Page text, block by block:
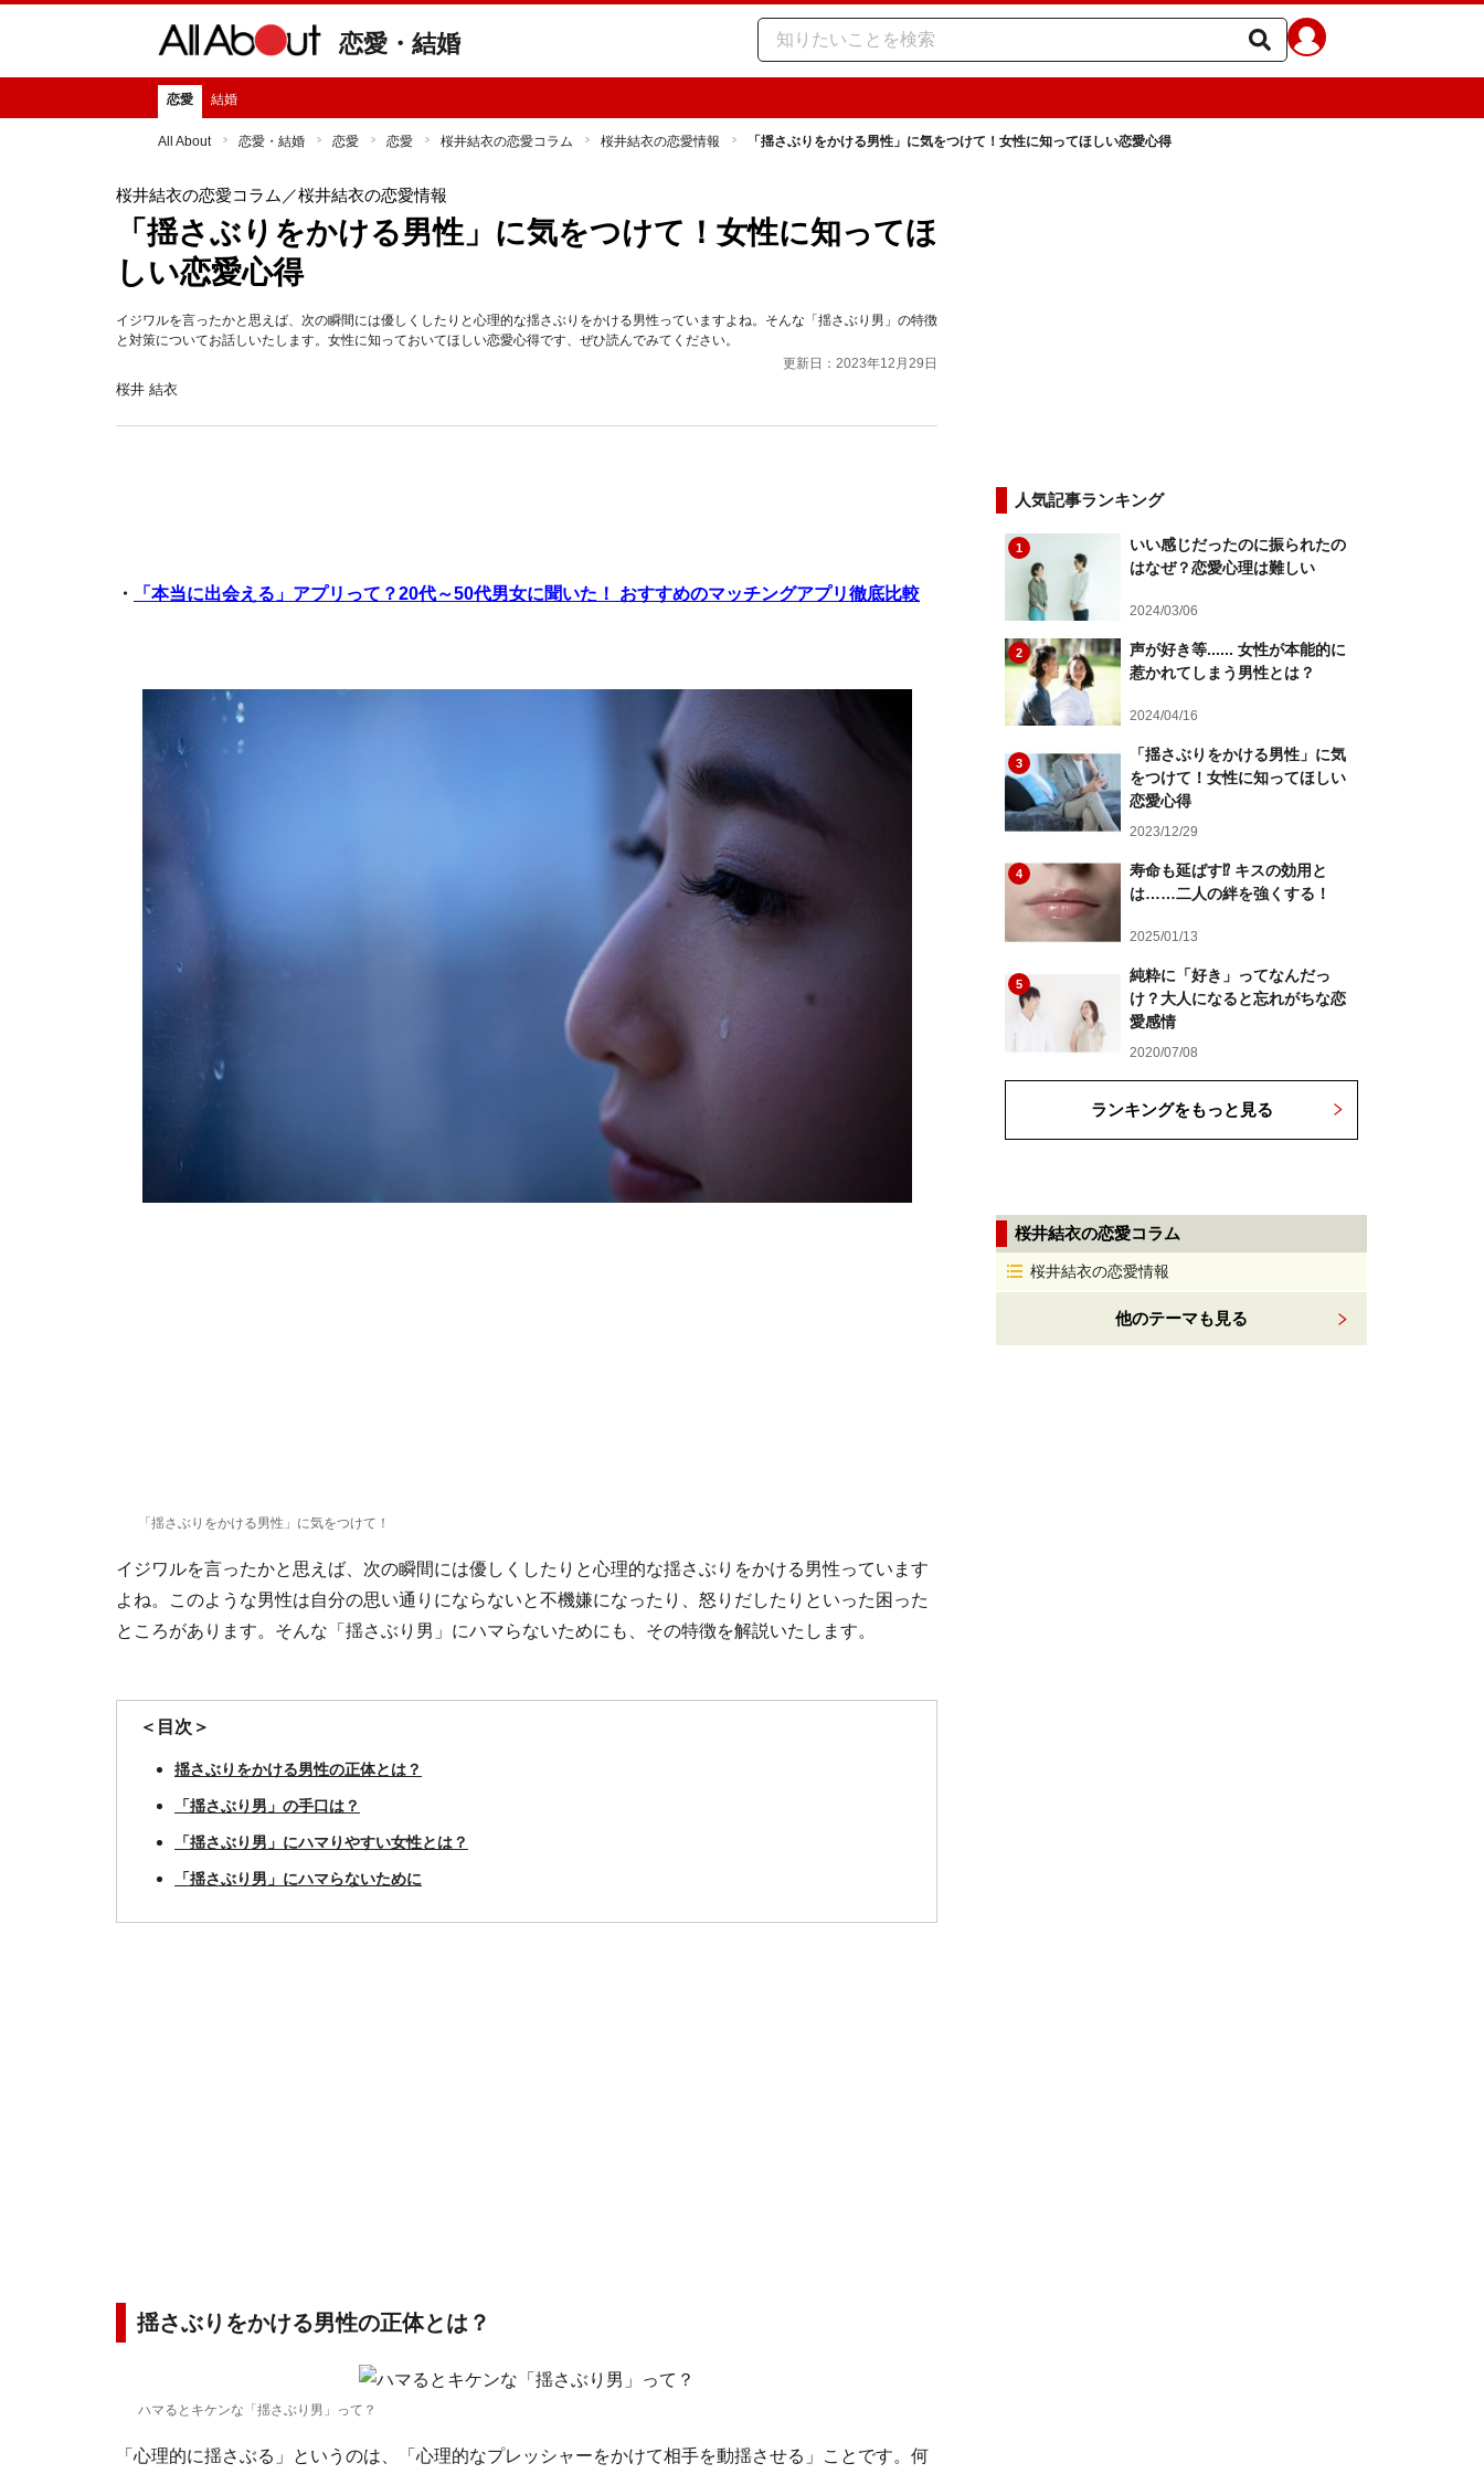
恋愛・結婚
恋愛 結婚
All About 恋愛・結婚 恋愛 恋愛 桜井結衣の恋愛コラム 桜井結衣の恋愛情報 「揺さぶりをかける男性」に気をつけて！女性に知ってほしい恋愛心得
桜井結衣の恋愛コラム ／桜井結衣の恋愛情報
「揺さぶりをかける男性」に気をつけて！女性に知ってほ
しい恋愛心得
イジワルを言ったかと思えば、次の瞬間には優しくしたりと心理的な揺さぶりをかける男性っていますよね。そんな「揺さぶり男」の特徴
と対策についてお話しいたします。女性に知っておいてほしい恋愛心得です、ぜひ読んでみてください。
更新日：2023年12月29日
桜井 結衣
・ 「本当に出会える」アプリって？20代～50代男女に聞いた！ おすすめのマッチングアプリ徹底比較
「揺さぶりをかける男性」に気をつけて！
イジワルを言ったかと思えば、次の瞬間には優しくしたりと心理的な揺さぶりをかける男性っています
よね。このような男性は自分の思い通りにならないと不機嫌になったり、怒りだしたりといった困った
ところがあります。そんな「揺さぶり男」にハマらないためにも、その特徴を解説いたします。
＜目次＞
揺さぶりをかける男性の正体とは？
「揺さぶり男」の手口は？
「揺さぶり男」にハマりやすい女性とは？
「揺さぶり男」にハマらないために
揺さぶりをかける男性の正体とは？
ハマるとキケンな「揺さぶり男」って？
「心理的に揺さぶる」というのは、「心理的なプレッシャーをかけて相手を動揺させる」ことです。何
人気記事ランキング
1
いい感じだったのに振られたの
はなぜ？恋愛心理は難しい
2024/03/06
2
声が好き等...... 女性が本能的に
惹かれてしまう男性とは？
2024/04/16
3
「揺さぶりをかける男性」に気
をつけて！女性に知ってほしい
恋愛心得
2023/12/29
4
寿命も延ばす⁉ キスの効用と
は……二人の絆を強くする！
2025/01/13
5
純粋に「好き」ってなんだっ
け？大人になると忘れがちな恋
愛感情
2020/07/08
ランキングをもっと見る
桜井結衣の恋愛コラム
桜井結衣の恋愛情報
他のテーマも見る